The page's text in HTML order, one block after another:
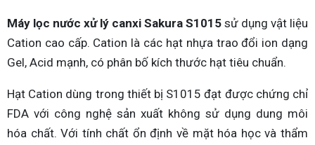
Máy lọc nước xử lý canxi Sakura S1015 sử dụng vật liệu
Cation cao cấp. Cation là các hạt nhựa trao đổi ion dạng
Gel, Acid mạnh, có phân bố kích thước hạt tiêu chuẩn.
Hạt Cation dùng trong thiết bị S1015 đạt được chứng chỉ
FDA với công nghệ sản xuất không sử dụng dung môi
hóa chất. Với tính chất ổn định về mặt hóa học và thẩm